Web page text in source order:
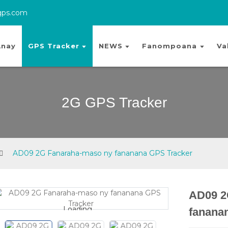
GPS Tracker NEWS Fanompoana
2G GPS Tracker
AD09 2G Fanaraha-maso ny fananana GPS Tracker
Loading...
Loading...
AD09